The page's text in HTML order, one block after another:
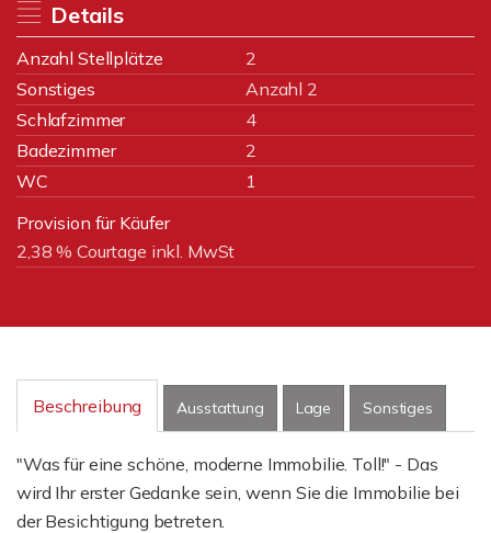
Details
Anzahl Stellplätze
2
Sonstiges
Anzahl 2
Schlafzimmer
4
Badezimmer
2
WC
1
Provision für Käufer
2,38 % Courtage inkl. MwSt
Beschreibung Ausstattung Lage Sonstiges
"Was für eine schöne, moderne Immobilie. Toll!" - Das
wird Ihr erster Gedanke sein, wenn Sie die Immobilie bei
der Besichtigung betreten.